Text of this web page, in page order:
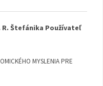
Štefánika Používateľ
MYSLENIA PRE